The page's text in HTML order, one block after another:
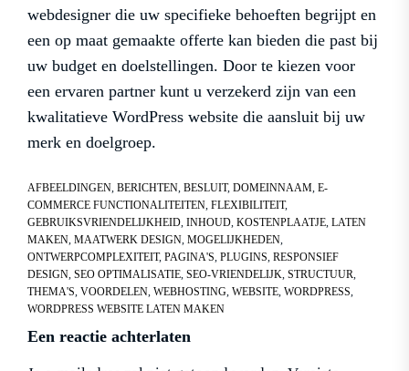
webdesigner die uw specifieke behoeften begrijpt en
een op maat gemaakte offerte kan bieden die past bij
uw budget en doelstellingen. Door te kiezen voor
een ervaren partner kunt u verzekerd zijn van een
kwalitatieve WordPress website die aansluit bij uw
merk en doelgroep.
AFBEELDINGEN, BERICHTEN, BESLUIT, DOMEINNAAM, E-
COMMERCE FUNCTIONALITEITEN, FLEXIBILITEIT,
GEBRUIKSVRIENDELIJKHEID, INHOUD, KOSTENPLAATJE, LATEN
MAKEN, MAATWERK DESIGN, MOGELIJKHEDEN,
ONTWERPCOMPLEXITEIT, PAGINA'S, PLUGINS, RESPONSIEF
DESIGN, SEO OPTIMALISATIE, SEO-VRIENDELIJK, STRUCTUUR,
THEMA'S, VOORDELEN, WEBHOSTING, WEBSITE, WORDPRESS,
WORDPRESS WEBSITE LATEN MAKEN
Een reactie achterlaten